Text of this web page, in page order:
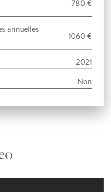
780 €
annuelles
1060 €
2021
Non